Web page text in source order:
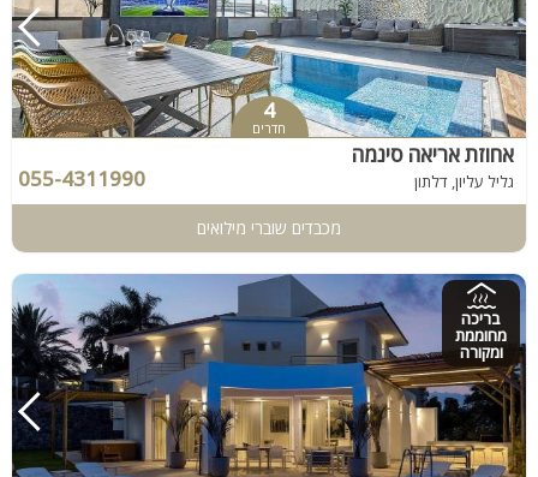
4
חדרים
אחוזת אריאה סינמה
גליל עליון, דלתון 055-4311990
מכבדים שוברי מילואים
בריכה
מחוממת
ומקורה